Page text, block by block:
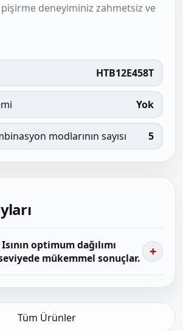
deneyiminiz zahmetsiz ve
HTB12E458T
Yok
modlarının sayısı 5
optimum dağılımı
mükemmel sonuçlar.
Tüm Ürünler